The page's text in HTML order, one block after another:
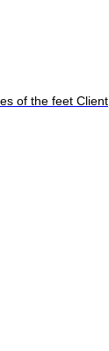
of the feet Client